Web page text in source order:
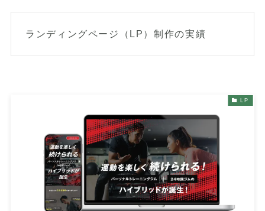
ランディングページ（LP）制作の実績
LP